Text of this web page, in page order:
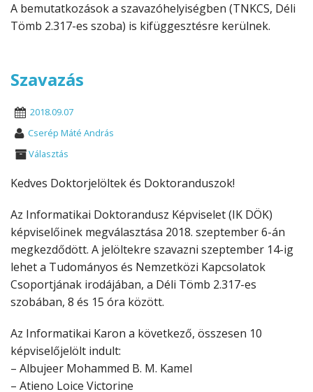
A bemutatkozások a szavazóhelyiségben (TNKCS, Déli
Tömb 2.317-es szoba) is kifüggesztésre kerülnek.
Szavazás
2018.09.07
Cserép Máté András
Választás
Kedves Doktorjelöltek és Doktoranduszok!
Az Informatikai Doktorandusz Képviselet (IK DÖK)
képviselőinek megválasztása 2018. szeptember 6-án
megkezdődött. A jelöltekre szavazni szeptember 14-ig
lehet a Tudományos és Nemzetközi Kapcsolatok
Csoportjának irodájában, a Déli Tömb 2.317-es
szobában, 8 és 15 óra között.
Az Informatikai Karon a következő, összesen 10
képviselőjelölt indult:
– Albujeer Mohammed B. M. Kamel
– Atieno Loice Victorine